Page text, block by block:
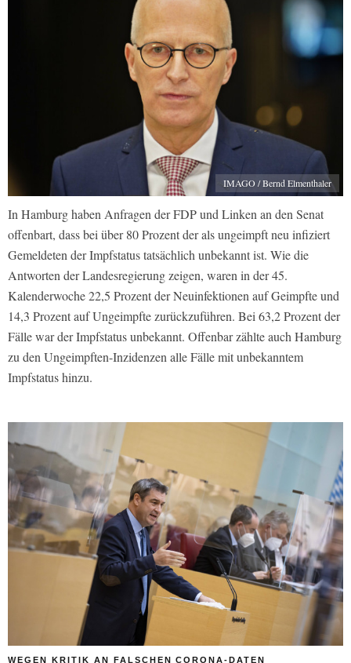
IMAGO / Bernd Elmenthaler
In Hamburg haben Anfragen der FDP und Linken an den Senat
offenbart, dass bei über 80 Prozent der als ungeimpft neu infiziert
Gemeldeten der Impfstatus tatsächlich unbekannt ist. Wie die
Antworten der Landesregierung zeigen, waren in der 45.
Kalenderwoche 22,5 Prozent der Neuinfektionen auf Geimpfte und
14,3 Prozent auf Ungeimpfte zurückzuführen. Bei 63,2 Prozent der
Fälle war der Impfstatus unbekannt. Offenbar zählte auch Hamburg
zu den Ungeimpften-Inzidenzen alle Fälle mit unbekanntem
Impfstatus hinzu.
WEGEN KRITIK AN FALSCHEN CORONA-DATEN